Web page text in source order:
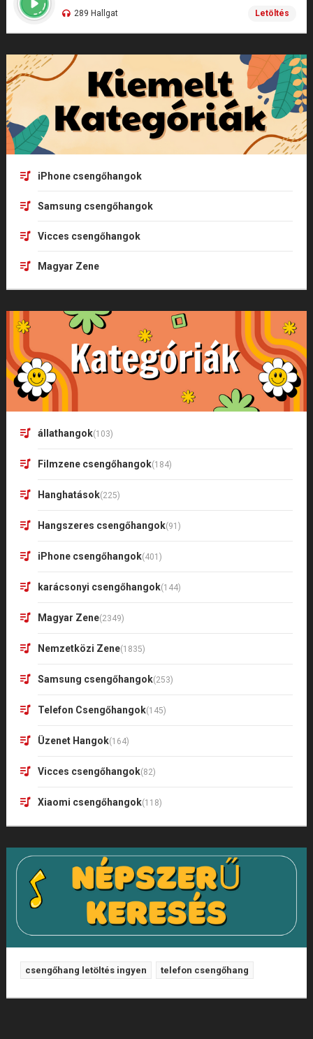
289 Hallgat Letöltés
iPhone csengőhangok
Samsung csengőhangok
Vicces csengőhangok
Magyar Zene
állathangok(103)
Filmzene csengőhangok(184)
Hanghatások(225)
Hangszeres csengőhangok(91)
iPhone csengőhangok(401)
karácsonyi csengőhangok(144)
Magyar Zene(2349)
Nemzetközi Zene(1835)
Samsung csengőhangok(253)
Telefon Csengőhangok(145)
Üzenet Hangok(164)
Vicces csengőhangok(82)
Xiaomi csengőhangok(118)
csengőhang letöltés ingyen telefon csengőhang